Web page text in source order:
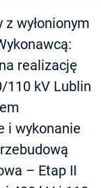
z wyłonionym
realizację
110 kV Lublin
i wykonanie
– Etap II